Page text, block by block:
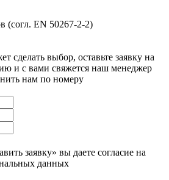
(согл. EN 50267-2-2)
сделать выбор, оставьте заявку на
и с вами свяжется наш менеджер
нам по номеру
заявку» вы даете согласие на
данных